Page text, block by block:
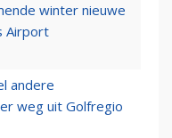
winter nieuwe
Airport
andere
weg uit Golfregio